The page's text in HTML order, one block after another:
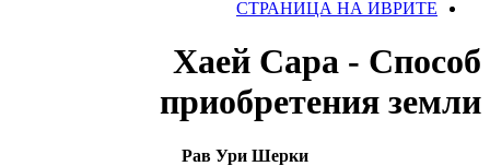
СТРАНИЦА НА ИВРИТЕ
Хаей Сара - Способ
приобретения земли
Рав Ури Шерки